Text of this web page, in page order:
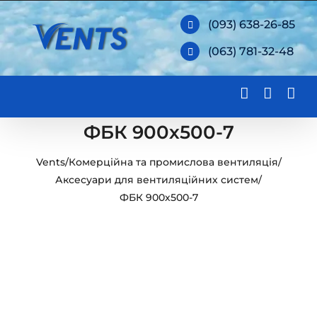
Skip
to
content
(093) 638-26-85
(063) 781-32-48
ФБК 900х500-7
Vents/Комерційна та промислова вентиляція/
Аксесуари для вентиляційних систем/
ФБК 900х500-7